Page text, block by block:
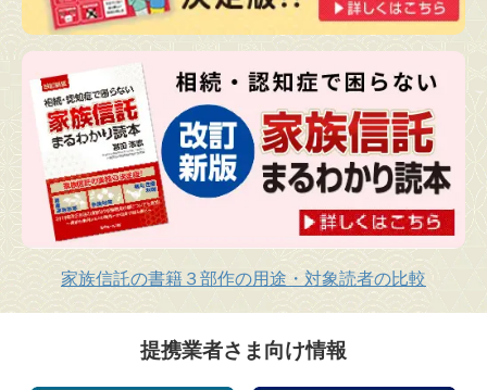
家族信託の書籍３部作の用途・対象読者の比較
提携業者さま向け情報